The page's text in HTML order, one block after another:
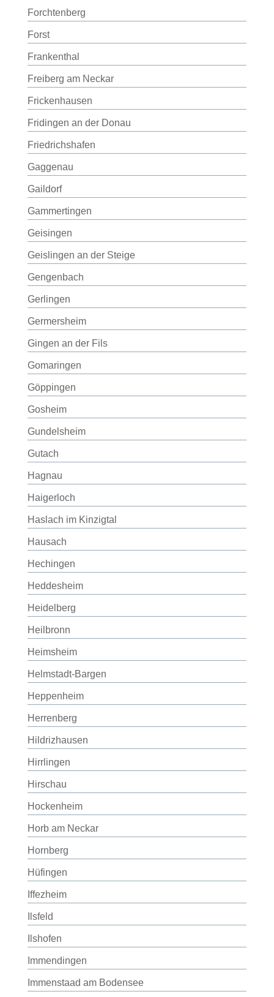
Forchtenberg
Forst
Frankenthal
Freiberg am Neckar
Frickenhausen
Fridingen an der Donau
Friedrichshafen
Gaggenau
Gaildorf
Gammertingen
Geisingen
Geislingen an der Steige
Gengenbach
Gerlingen
Germersheim
Gingen an der Fils
Gomaringen
Göppingen
Gosheim
Gundelsheim
Gutach
Hagnau
Haigerloch
Haslach im Kinzigtal
Hausach
Hechingen
Heddesheim
Heidelberg
Heilbronn
Heimsheim
Helmstadt-Bargen
Heppenheim
Herrenberg
Hildrizhausen
Hirrlingen
Hirschau
Hockenheim
Horb am Neckar
Hornberg
Hüfingen
Iffezheim
Ilsfeld
Ilshofen
Immendingen
Immenstaad am Bodensee